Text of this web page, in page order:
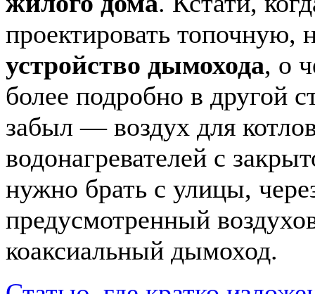
проектировать топочную,
устройство дымохода, о
более подробно в другой
забыл — воздух для
водонагревателей с
нужно брать с улицы,
предусмотренный
коаксиальный дымоход.